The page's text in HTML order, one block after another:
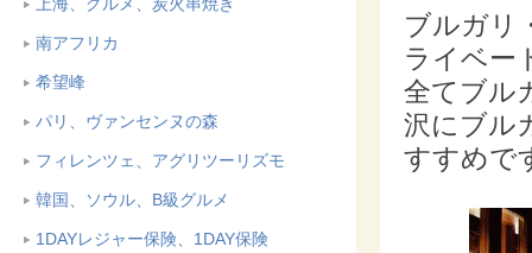
南アフリカ
希望峰
パリ、ヴァンセンヌの森
フィレンツェ、アグリツーリズモ
韓国、ソウル、B級グルメ
1DAYレジャー保険、1DAY保険
ブルガリ
ライベー
全てブル
沢にブル
すすめで